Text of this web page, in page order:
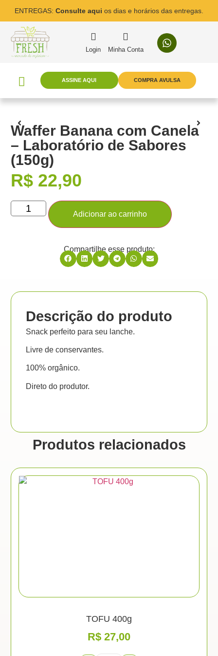
ENTREGAS: Consulte aqui os dias e horários das entregas.
Login Minha Conta
ASSINE AQUI COMPRA AVULSA
Waffer Banana com Canela
– Laboratório de Sabores
(150g)
R$ 22,90
Adicionar ao carrinho
Compartilhe esse produto:
Descrição do produto
Snack perfeito para seu lanche.
Livre de conservantes.
100% orgânico.
Direto do produtor.
Produtos relacionados
TOFU 400g
R$ 27,00